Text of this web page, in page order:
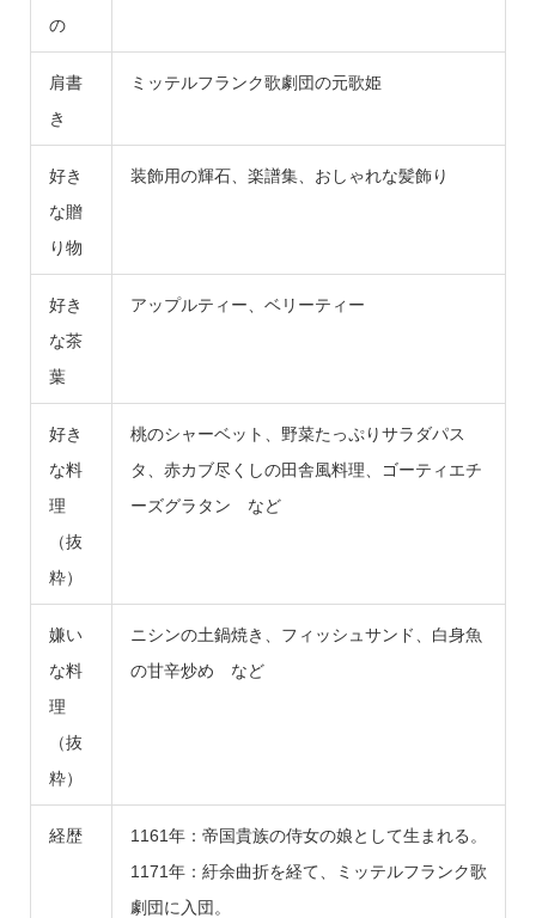
の
肩書
き
ミッテルフランク歌劇団の元歌姫
好き
な贈
り物
装飾用の輝石、楽譜集、おしゃれな髪飾り
好き
な茶
葉
アップルティー、ベリーティー
好き
な料
理
（抜
粋）
桃のシャーベット、野菜たっぷりサラダパス
タ、赤カブ尽くしの田舎風料理、ゴーティエチ
ーズグラタン など
嫌い
な料
理
（抜
粋）
ニシンの土鍋焼き、フィッシュサンド、白身魚
の甘辛炒め など
経歴
1161年：帝国貴族の侍女の娘として生まれる。
1171年：紆余曲折を経て、ミッテルフランク歌
劇団に入団。